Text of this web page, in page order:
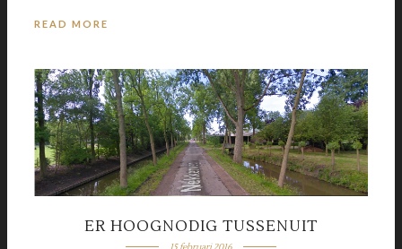
READ MORE
ER HOOGNODIG TUSSENUIT
15 februari 2016